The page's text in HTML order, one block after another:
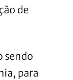
de
sendo
para